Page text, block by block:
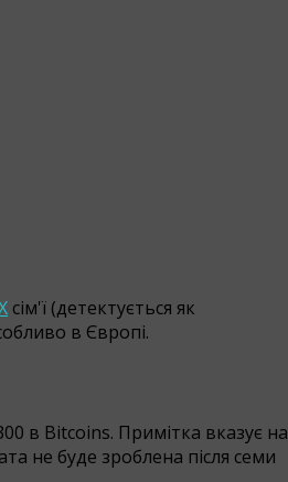
сім'ї (детектується як
в Європі.
в Bitcoins. Примітка вказує на
не буде зроблена після семи